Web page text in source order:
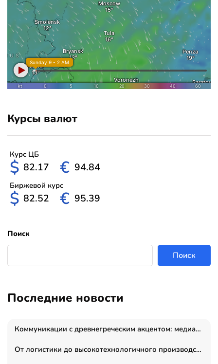
Курсы валют
Курс ЦБ
$ 82.17 € 94.84
Биржевой курс
$ 82.52 € 95.39
Поиск
Поиск
Последние новости
Коммуникации с древнегреческим акцентом: медиаменеджер и журналист Владимир Дергачев запустил коммуникационное агентство «Сократ 2.0»
От логистики до высокотехнологичного производства: как основатель “гагаринга” выстраивает экосистему безопасности и гражданских БПЛА